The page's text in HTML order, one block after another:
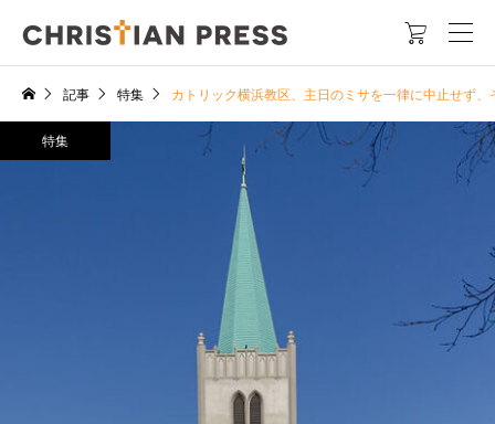

記事 特集 カトリック横浜教区、主日のミサを一律に中止せず
特集